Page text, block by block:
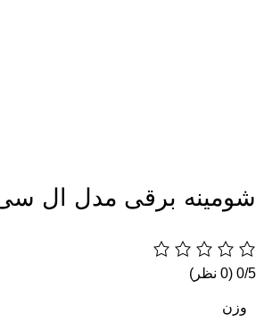
شومینه برقی مدل ال سی
0/5 (0 نظر)
وزن